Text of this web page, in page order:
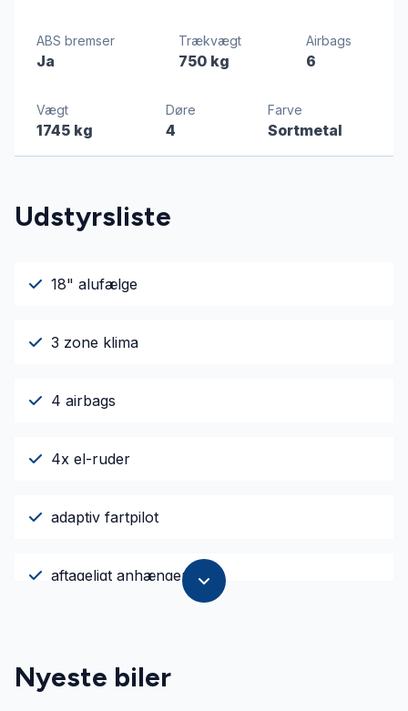
ABS bremser
Ja
Trækvægt
750 kg
Airbags
6
Vægt
1745 kg
Døre
4
Farve
Sortmetal
Udstyrsliste
18" alufælge
3 zone klima
4 airbags
4x el-ruder
adaptiv fartpilot
aftageligt anhængertræk
Android Auto
Nyeste biler